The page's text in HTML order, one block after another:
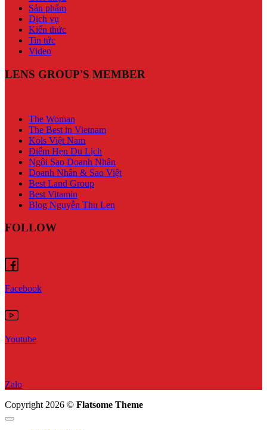
Sản phẩm
Dịch vụ
Kiến thức
Tin tức
Video
LENS GROUP'S MEMBER
The Woman
The Best in Vietnam
Kols Việt Nam
Điểm Hẹn Du Lịch
Ngôi Sao Doanh Nhân
Doanh Nhân & Sao Việt
Best Land Group
Best Vitamin
Blog Nguyễn Thu Len
FOLLOW
Facebook
Youtube
Zalo
Copyright 2026 © Flatsome Theme